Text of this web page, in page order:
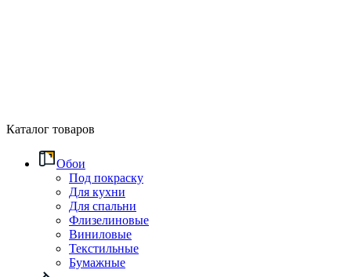
Каталог товаров
Обои
Под покраску
Для кухни
Для спальни
Флизелиновые
Виниловые
Текстильные
Бумажные